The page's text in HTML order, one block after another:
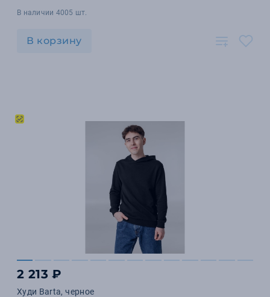
В наличии 4005 шт.
В корзину
2 213 ₽
Худи Barta, черное